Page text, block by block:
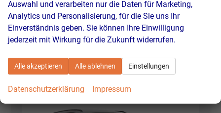
Stromverbrauch kombiniert: 17,10 kWh/100km
Elektrische Reichweite: 565 km
CO2-Klasse: A
CO2-Emissionen:0 g/km
Auswahl und verarbeiten nur die Daten für Marketing,
Analytics und Personalisierung, für die Sie uns Ihr
Einverständnis geben. Sie können Ihre Einwilligung
jederzeit mit Wirkung für die Zukunft widerrufen.
Alle akzeptieren Alle ablehnen Einstellungen
Datenschutzerklärung Impressum